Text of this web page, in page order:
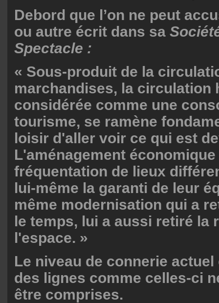
Debord que l’on ne peut
ou autre écrit dans sa
Spectacle :
« Sous-produit de la
marchandises, la circulation
considérée comme une
tourisme, se ramène
loisir d'aller voir ce qui est
L'aménagement économique
fréquentation de lieux
lui-même la garanti de leur
même modernisation qui a
le temps, lui a aussi retiré la
l'espace. »
Le niveau de connerie
des lignes comme celles-ci
être comprises.